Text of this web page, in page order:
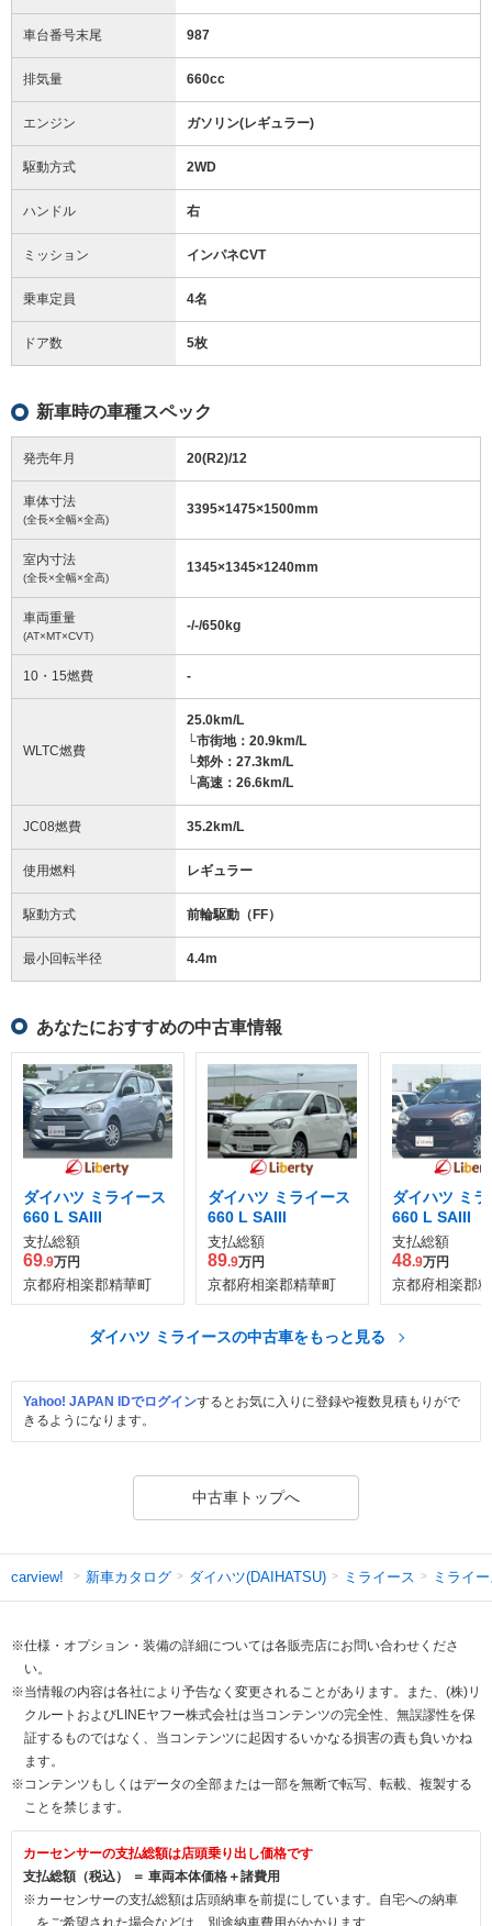
車台番号末尾 987
排気量 660cc
エンジン ガソリン(レギュラー)
駆動方式 2WD
ハンドル 右
ミッション インパネCVT
乗車定員 4名
ドア数 5枚
新車時の車種スペック
発売年月 20(R2)/12
車体寸法
(全長×全幅×全高)
3395×1475×1500mm
室内寸法
(全長×全幅×全高)
1345×1345×1240mm
車両重量
(AT×MT×CVT)
-/-/650kg
10・15燃費 -
WLTC燃費
25.0km/L
└市街地：20.9km/L
└郊外：27.3km/L
└高速：26.6km/L
JC08燃費 35.2km/L
使用燃料 レギュラー
駆動方式 前輪駆動（FF）
最小回転半径 4.4m
あなたにおすすめの中古車情報
ダイハツ ミライース
660 L SAIII
支払総額
69.9万円
京都府相楽郡精華町
ダイハツ ミライース
660 L SAIII
支払総額
89.9万円
京都府相楽郡精華町
ダイハツ ミ
660 L SAIII
支払総額
48.9万円
京都府相楽郡
ダイハツ ミライースの中古車をもっと見る
Yahoo! JAPAN IDでログインするとお気に入りに登録や複数見積もりがで
きるようになります。
中古車トップへ
carview! 新車カタログ ダイハツ(DAIHATSU) ミライース ミライ
※仕様・オプション・装備の詳細については各販売店にお問い合わせくださ
い。
※当情報の内容は各社により予告なく変更されることがあります。また、(株)リ
クルートおよびLINEヤフー株式会社は当コンテンツの完全性、無誤謬性を保
証するものではなく、当コンテンツに起因するいかなる損害の責も負いかね
ます。
※コンテンツもしくはデータの全部または一部を無断で転写、転載、複製する
ことを禁じます。
カーセンサーの支払総額は店頭乗り出し価格です
支払総額（税込） ＝ 車両本体価格＋諸費用
※カーセンサーの支払総額は店頭納車を前提にしています。自宅への納車
をご希望された場合などは、別途納車費用がかかります